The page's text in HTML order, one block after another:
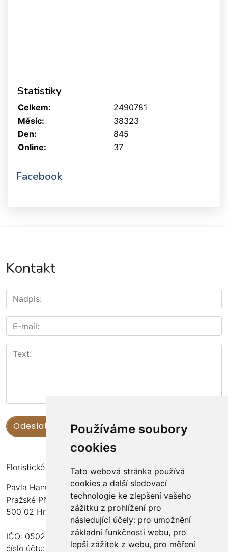
Používáme soubory
cookies
Tato webová stránka používá
cookies a další sledovací
technologie ke zlepšení vašeho
zážitku z prohlížení pro
následující účely: pro umožnění
základní funkčnosti webu, pro
lepší zážitek z webu, pro měření
Statistiky
Online: 37
Celkem:
2490781
Měsíc:
38323
Den:
845
Facebook
Kontakt
Floristické kurzy Violet - Bc. Veronika Němečková
Pavla Hanuše 252
Pražské Předměstí
500 02 Hradec Králové
IČO: 05024676
číslo účtu: 2600989157/2010